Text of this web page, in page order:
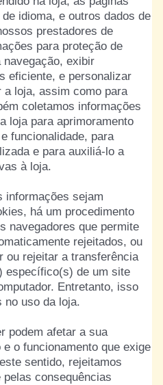
idioma, e outros dados de
prestadores de
para proteção de
exibir
eficiente, e personalizar
loja, assim como para
coletamos informações
loja para aprimoramento
funcionalidade, para
e para auxiliá-lo a
à loja.
informações sejam
há um procedimento
navegadores que permite
rejeitados, ou
ou rejeitar a transferência
específico(s) de um site
Entretanto, isso
no uso da loja.
podem afetar a sua
o funcionamento que exige
sentido, rejeitamos
consequências